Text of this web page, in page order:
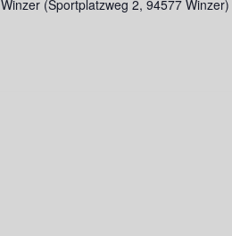
(Sportplatzweg 2, 94577 Winzer)